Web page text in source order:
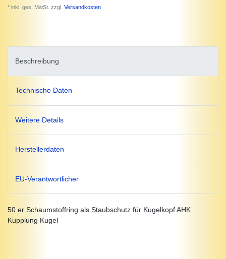
* inkl. ges. MwSt. zzgl. Versandkosten
Beschreibung
Technische Daten
Weitere Details
Herstellerdaten
EU-Verantwortlicher
50 er Schaumstoffring als Staubschutz für Kugelkopf AHK
Kupplung Kugel